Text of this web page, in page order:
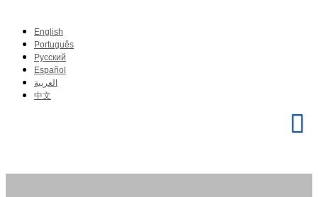
English
Português
Pусский
Español
العربية
中文